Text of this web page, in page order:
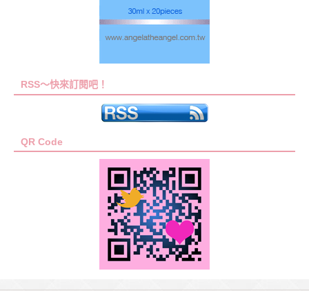
RSS～快來訂閱吧！
QR Code